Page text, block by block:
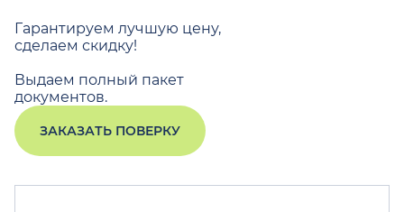
Гарантируем лучшую цену,
сделаем скидку!
Выдаем полный пакет
документов.
ЗАКАЗАТЬ ПОВЕРКУ